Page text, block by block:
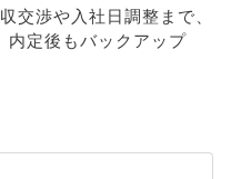
交渉や入社日調整まで、
内定後もバックアップ